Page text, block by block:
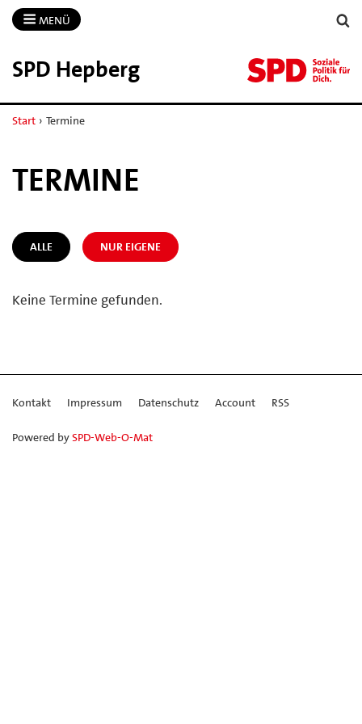
MENÜ
SPD Hepberg
Start › Termine
TERMINE
ALLE NUR EIGENE
Keine Termine gefunden.
Kontakt Impressum Datenschutz Account RSS
Powered bySPD-Web-O-Mat